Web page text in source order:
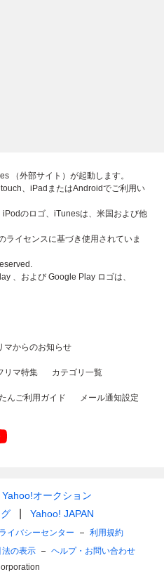
（外部サイト）が起動します。
、iPadまたはAndroidでご利用い
のロゴ、iTunesは、米国および他
ライセンスに基づき使用されていま
、および Google Play ロゴは、
マからのお知らせ
リマ特集 カテゴリ一覧
んご利用ガイド メール通知設定
Yahoo!オークション
Yahoo! JAPAN
イバシーセンター
利用規約
法の表示
ヘルプ・お問い合わせ